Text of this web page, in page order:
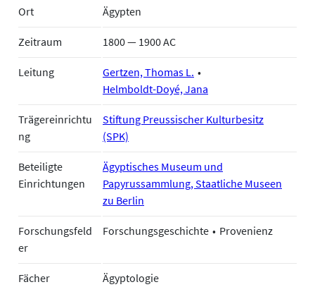
Ort Ägypten
Zeitraum 1800 — 1900 AC
Leitung
Gertzen, Thomas L.
Helmboldt-Doyé, Jana
Trägereinrichtu
ng
Stiftung Preussischer Kulturbesitz
(SPK)
Beteiligte
Einrichtungen
Ägyptisches Museum und
Papyrussammlung, Staatliche Museen
zu Berlin
Forschungsfeld
er
Forschungsgeschichte Provenienz
Fächer Ägyptologie